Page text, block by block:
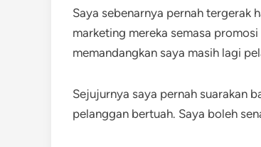
Saya sebenarnya pernah tergerak
marketing mereka semasa
memandangkan saya masih lagi
Sejujurnya saya pernah suarakan
pelanggan bertuah. Saya boleh